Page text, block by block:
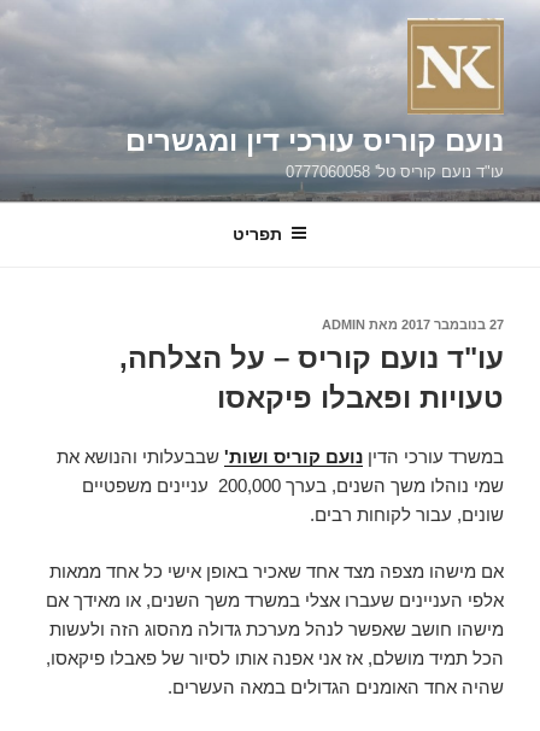
דילוג
נועם קוריס עורכי דין ומגשרים
עו"ד נועם קוריס טל' 0777060058
תפריט
פורסם
27 בנובמבר 2017 מאת ADMIN
עו"ד נועם קוריס – על הצלחה,
טעויות ופאבלו פיקאסו
במשרד עורכי הדין נועם קוריס ושות' שבבעלותי והנושא את
שמי נוהלו משך השנים, בערך 200,000 עניינים משפטיים
שונים, עבור לקוחות רבים.
אם מישהו מצפה מצד אחד שאכיר באופן אישי כל אחד ממאות
אלפי העניינים שעברו אצלי במשרד משך השנים, או מאידך אם
מישהו חושב שאפשר לנהל מערכת גדולה מהסוג הזה ולעשות
הכל תמיד מושלם, אז אני אפנה אותו לסיור של פאבלו פיקאסו,
שהיה אחד האומנים הגדולים במאה העשרים.